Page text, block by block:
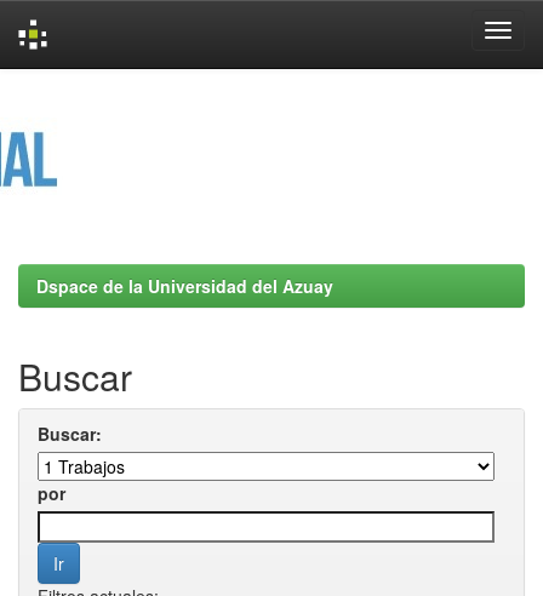
Dspace de la Universidad del Azuay
Buscar
Buscar:
por